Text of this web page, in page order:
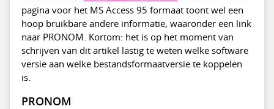
pagina voor het MS Access 95 formaat toont wel een
hoop bruikbare andere informatie, waaronder een link
naar PRONOM. Kortom: het is op het moment van
schrijven van dit artikel lastig te weten welke software
versie aan welke bestandsformaatversie te koppelen
is.
PRONOM